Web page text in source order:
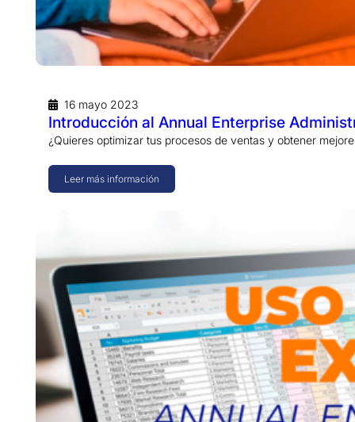
16 mayo 2023
Introducción al Annual Enterprise
¿Quieres optimizar tus procesos de ventas y obtener
Leer más información